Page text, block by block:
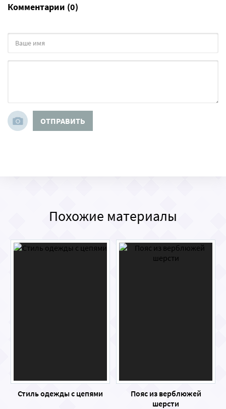
Комментарии (0)
ОТПРАВИТЬ
Похожие материалы
Стиль одежды с цепями
Пояс из верблюжей
шерсти